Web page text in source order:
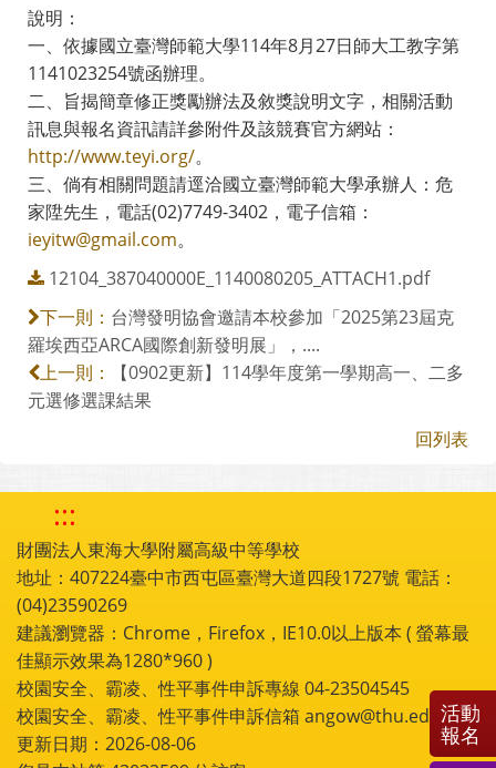
說明：
一、依據國立臺灣師範大學114年8月27日師大工教字第
1141023254號函辦理。
二、旨揭簡章修正獎勵辦法及敘獎說明文字，相關活動
訊息與報名資訊請詳參附件及該競賽官方網站：
http://www.teyi.org/。
三、倘有相關問題請逕洽國立臺灣師範大學承辦人：危
家陞先生，電話(02)7749-3402，電子信箱：
ieyitw@gmail.com。
12104_387040000E_1140080205_ATTACH1.pdf
下一則： 台灣發明協會邀請本校參加「2025第23屆克
羅埃西亞ARCA國際創新發明展」，....
上一則：
【0902更新】114學年度第一學期高一、二多
元選修選課結果
回列表
:::
財團法人東海大學附屬高級中等學校
地址：407224臺中市西屯區臺灣大道四段1727號 電話：
(04)23590269
建議瀏覽器：Chrome，Firefox，IE10.0以上版本 ( 螢幕最
佳顯示效果為1280*960 )
校園安全、霸凌、性平事件申訴專線 04-23504545
校園安全、霸凌、性平事件申訴信箱 angow@thu.edu.tw
更新日期：2026-08-06
活動
報名